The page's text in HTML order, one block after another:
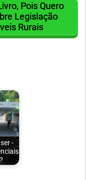
Pois Quero
Legislação
Rurais
-